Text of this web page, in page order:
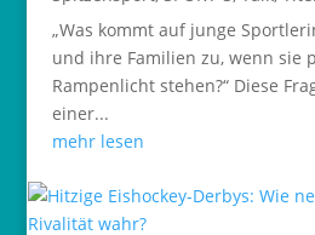
„Was kommt auf junge
und ihre Familien zu, wenn sie
Rampenlicht stehen?“ Diese
einer...
mehr lesen